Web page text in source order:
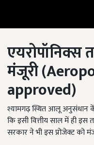
मंजूरी
approved)
श्यामगढ़ स्थित आलू अनुसंधान
कि इसी वित्तीय साल में ही इस
सरकार ने भी इस प्रोजेक्ट को